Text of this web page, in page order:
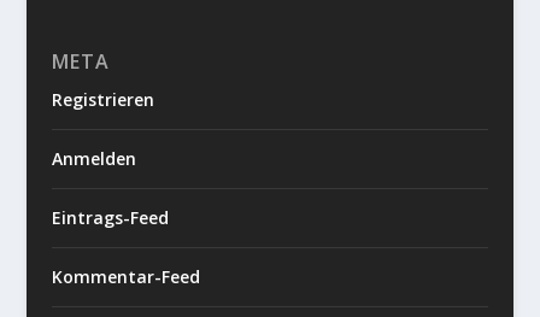
META
Registrieren
Anmelden
Eintrags-Feed
Kommentar-Feed